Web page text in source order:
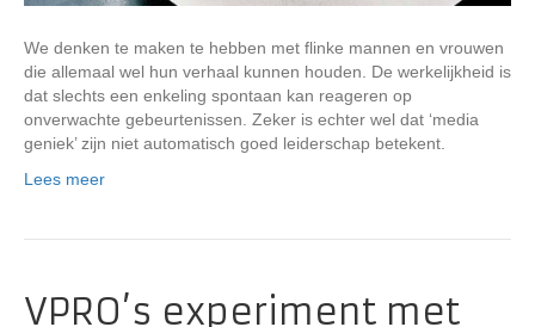
We denken te maken te hebben met flinke mannen en vrouwen
die allemaal wel hun verhaal kunnen houden. De werkelijkheid is
dat slechts een enkeling spontaan kan reageren op
onverwachte gebeurtenissen. Zeker is echter wel dat ‘media
geniek’ zijn niet automatisch goed leiderschap betekent.
Lees meer
VPRO’s experiment met